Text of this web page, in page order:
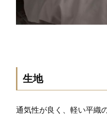
生地
通気性が良く、軽い平織